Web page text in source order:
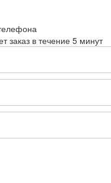
заказ в течение 5 минут